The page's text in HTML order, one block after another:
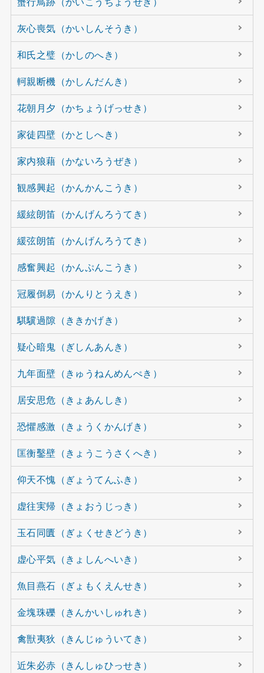
灰心喪気（かいしんそうき）
和氏之璧（かしのへき）
軻親断機（かしんだんき）
花朝月夕（かちょうげっせき）
家徒四壁（かとしへき）
家内狼藉（かないろうぜき）
観感興起（かんかんこうき）
緩絃朗笛（かんげんろうてき）
緩弦朗笛（かんげんろうてき）
感奮興起（かんぷんこうき）
冠履倒易（かんりとうえき）
騏驥過隙（ききかげき）
疑心暗鬼（ぎしんあんき）
九年面壁（きゅうねんめんぺき）
居安思危（きょあんしき）
恐懼感激（きょうくかんげき）
匡衡鑿壁（きょうこうさくへき）
仰天不愧（ぎょうてんふき）
虚往実帰（きょおうじっき）
玉石同匱（ぎょくせきどうき）
虚心平気（きょしんへいき）
魚目燕石（ぎょもくえんせき）
金塊珠礫（きんかいしゅれき）
禽獣夷狄（きんじゅういてき）
近朱必赤（きんしゅひっせき）